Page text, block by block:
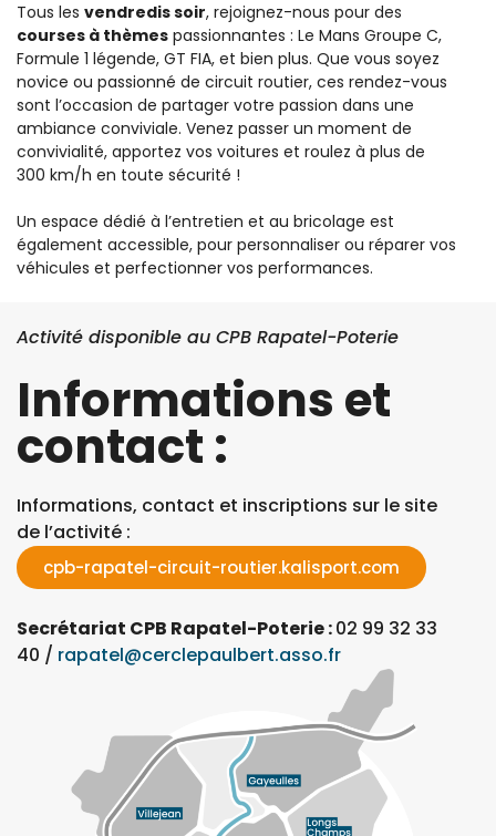
Tous les vendredis soir, rejoignez-nous pour des
courses à thèmes passionnantes : Le Mans Groupe C,
Formule 1 légende, GT FIA, et bien plus. Que vous soyez
novice ou passionné de circuit routier, ces rendez-vous
sont l’occasion de partager votre passion dans une
ambiance conviviale. Venez passer un moment de
convivialité, apportez vos voitures et roulez à plus de
300 km/h en toute sécurité !
Un espace dédié à l’entretien et au bricolage est
également accessible, pour personnaliser ou réparer vos
véhicules et perfectionner vos performances.
Activité disponible au CPB Rapatel-Poterie
Informations et
contact :
Informations, contact et inscriptions sur le site
de l’activité :
cpb-rapatel-circuit-routier.kalisport.com
Secrétariat CPB Rapatel-Poterie :02 99 32 33
40 / rapatel@cerclepaulbert.asso.fr